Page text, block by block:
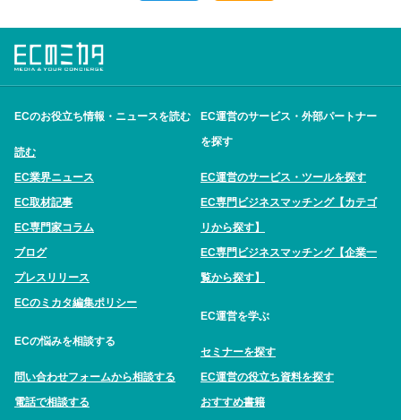
ECのお役立ち情報・ニュースを読む
読む
EC業界ニュース
EC取材記事
EC専門家コラム
ブログ
プレスリリース
ECのミカタ編集ポリシー
ECの悩みを相談する
問い合わせフォームから相談する
電話で相談する
EC運営のサービス・外部パートナー
を探す
EC運営のサービス・ツールを探す
EC専門ビジネスマッチング【カテゴ
リから探す】
EC専門ビジネスマッチング【企業一
覧から探す】
EC運営を学ぶ
セミナーを探す
EC運営の役立ち資料を探す
おすすめ書籍